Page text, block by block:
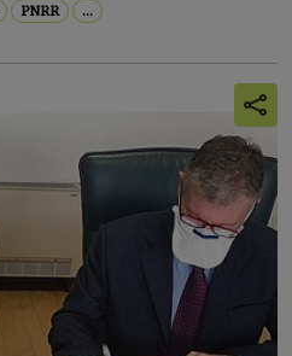
PNRR ...